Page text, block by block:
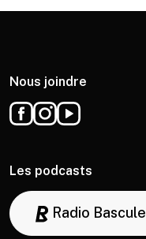
Nous joindre
Les podcasts
Radio Bascule